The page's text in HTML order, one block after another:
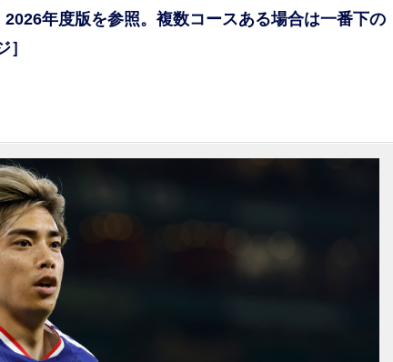
年度版を参照。複数コースある場合は一番下の